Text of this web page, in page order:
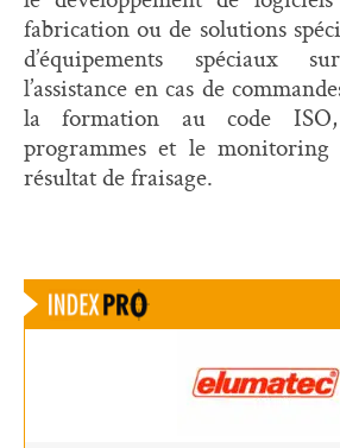
fabrication ou de solutions
d’équipements spéciaux
l’assistance en cas de
la formation au code
programmes et le
résultat de fraisage.